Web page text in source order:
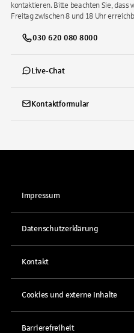
kontaktieren. Bitte beachten Sie, dass
Freitag zwischen 8 und 18 Uhr
030 620 080 8000
Live-Chat
Kontaktformular
Impressum
Datenschutzerklärung
Kontakt
Cookies und externe Inhalte
Barrierefreiheit